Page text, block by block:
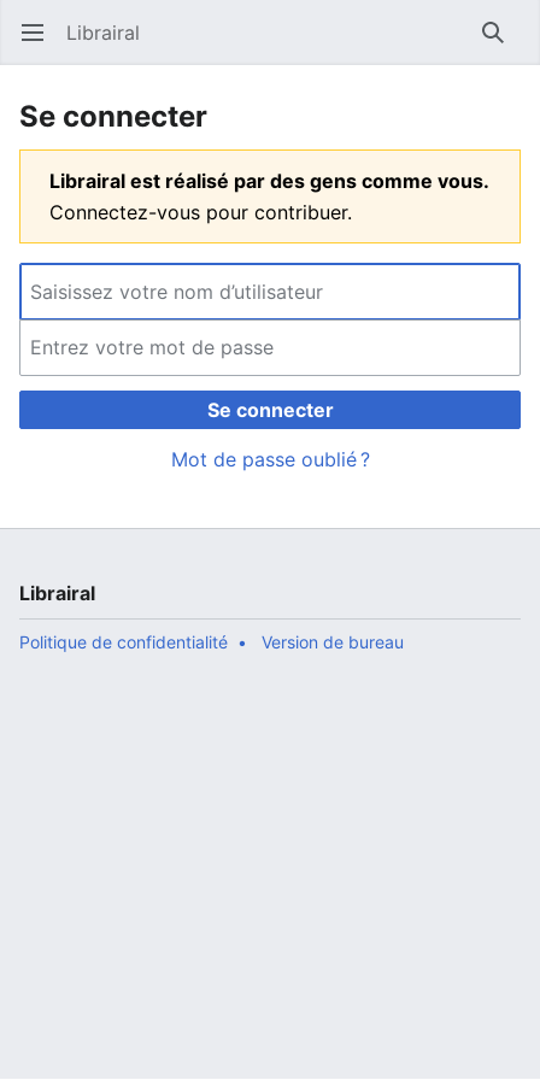
Ouvrir le menu principal Librairal
Se connecter
Librairal est réalisé par des gens comme vous.
Connectez-vous pour contribuer.
Se connecter
Mot de passe oublié ?
Librairal
Politique de confidentialité Version de bureau